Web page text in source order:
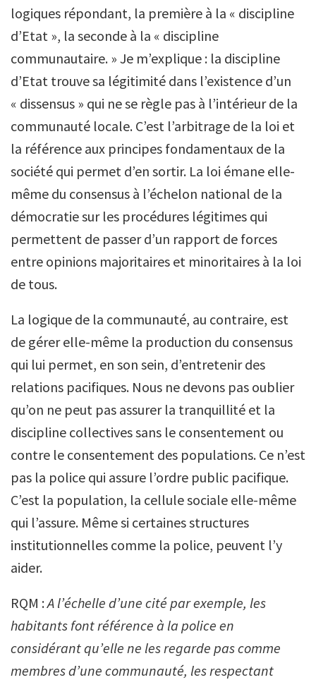
logiques répondant, la première à la « discipline
d’Etat », la seconde à la « discipline
communautaire. » Je m’explique : la discipline
d’Etat trouve sa légitimité dans l’existence d’un
« dissensus » qui ne se règle pas à l’intérieur de la
communauté locale. C’est l’arbitrage de la loi et
la référence aux principes fondamentaux de la
société qui permet d’en sortir. La loi émane elle-
même du consensus à l’échelon national de la
démocratie sur les procédures légitimes qui
permettent de passer d’un rapport de forces
entre opinions majoritaires et minoritaires à la loi
de tous.
La logique de la communauté, au contraire, est
de gérer elle-même la production du consensus
qui lui permet, en son sein, d’entretenir des
relations pacifiques. Nous ne devons pas oublier
qu’on ne peut pas assurer la tranquillité et la
discipline collectives sans le consentement ou
contre le consentement des populations. Ce n’est
pas la police qui assure l’ordre public pacifique.
C’est la population, la cellule sociale elle-même
qui l’assure. Même si certaines structures
institutionnelles comme la police, peuvent l’y
aider.
RQM :A l’échelle d’une cité par exemple, les
habitants font référence à la police en
considérant qu’elle ne les regarde pas comme
membres d’une communauté, les respectant